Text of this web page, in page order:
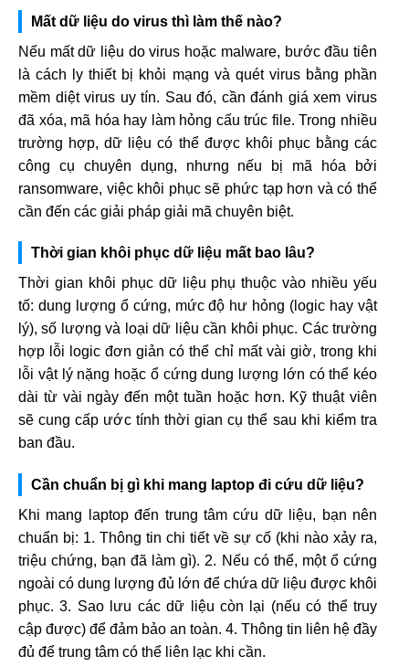
Mất dữ liệu do virus thì làm thế nào?
Nếu mất dữ liệu do virus hoặc malware, bước đầu tiên
là cách ly thiết bị khỏi mạng và quét virus bằng phần
mềm diệt virus uy tín. Sau đó, cần đánh giá xem virus
đã xóa, mã hóa hay làm hỏng cấu trúc file. Trong nhiều
trường hợp, dữ liệu có thể được khôi phục bằng các
công cụ chuyên dụng, nhưng nếu bị mã hóa bởi
ransomware, việc khôi phục sẽ phức tạp hơn và có thể
cần đến các giải pháp giải mã chuyên biệt.
Thời gian khôi phục dữ liệu mất bao lâu?
Thời gian khôi phục dữ liệu phụ thuộc vào nhiều yếu
tố: dung lượng ổ cứng, mức độ hư hỏng (logic hay vật
lý), số lượng và loại dữ liệu cần khôi phục. Các trường
hợp lỗi logic đơn giản có thể chỉ mất vài giờ, trong khi
lỗi vật lý nặng hoặc ổ cứng dung lượng lớn có thể kéo
dài từ vài ngày đến một tuần hoặc hơn. Kỹ thuật viên
sẽ cung cấp ước tính thời gian cụ thể sau khi kiểm tra
ban đầu.
Cần chuẩn bị gì khi mang laptop đi cứu dữ liệu?
Khi mang laptop đến trung tâm cứu dữ liệu, bạn nên
chuẩn bị: 1. Thông tin chi tiết về sự cố (khi nào xảy ra,
triệu chứng, bạn đã làm gì). 2. Nếu có thể, một ổ cứng
ngoài có dung lượng đủ lớn để chứa dữ liệu được khôi
phục. 3. Sao lưu các dữ liệu còn lại (nếu có thể truy
cập được) để đảm bảo an toàn. 4. Thông tin liên hệ đầy
đủ để trung tâm có thể liên lạc khi cần.